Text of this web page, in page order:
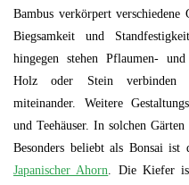
Bambus verkörpert verschiedene
Biegsamkeit und
hingegen stehen Pflaumen-
Holz oder Stein verbinden
miteinander. Weitere
und Teehäuser. In solchen
Besonders beliebt als Bonsai ist
Japanischer Ahorn. Die Kiefer